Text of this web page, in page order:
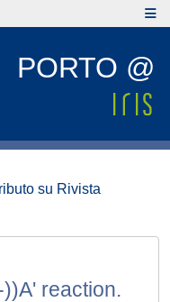
PORTO @
su Rivista
reaction.